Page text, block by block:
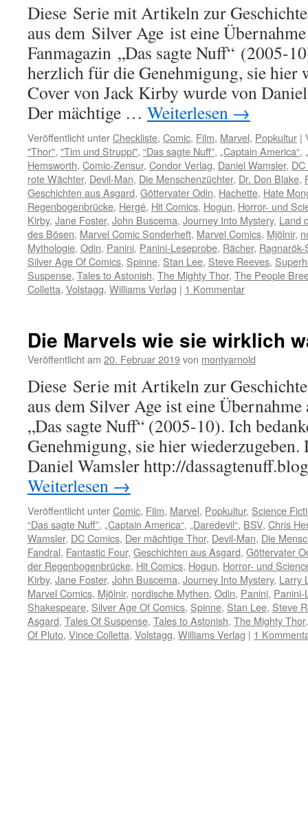
Diese Serie mit Artikeln zur
aus dem Silver Age ist eine
Fanmagazin „Das sagte Nuff“ (2005-
herzlich für die Genehmigung, sie hier
Cover von Jack Kirby wurde von
Der mächtige … Weiterlesen →
Veröffentlicht unterCheckliste, Comic, Film, Marvel, Popkultur |
"Thor", "Tim und Struppi", “Das sagte Nuff”, „Captain America“,
Hemsworth, Comic-Zensur, Condor Verlag, Daniel Wamsler,
rote Wächter, Devil-Man, Die Menschenzüchter, Dr. Don Blake,
Geschichten aus Asgard, Göttervater Odin, Hachette, Hate
Regenbogenbrücke, Hergé, Hit Comics, Hogun, Horror- und
Kirby, Jane Foster, John Buscema, Journey Into Mystery, Land
des Bösen, Marvel Comic Sonderheft, Marvel Comics, Mjölnir,
Mythologie, Odin, Panini, Panini-Leseprobe, Rächer,
Silver Age Of Comics, Spinne, Stan Lee, Steve Reeves,
Suspense, Tales to Astonish, The Mighty Thor, The People
Colletta, Volstagg, Williams Verlag | 1 Kommentar
Die Marvels wie sie wirklich
Veröffentlicht am 20. Februar 2019von montyarnold
Diese Serie mit Artikeln zur
aus dem Silver Age ist eine Übernahme
„Das sagte Nuff“ (2005-10). Ich
Genehmigung, sie hier
Daniel Wamsler http://
Weiterlesen →
Veröffentlicht unterComic, Film, Marvel, Popkultur, Science
“Das sagte Nuff”, „Captain America“, „Daredevil“, BSV, Chris
Wamsler, DC Comics, Der mächtige Thor, Devil-Man, Die
Fandral, Fantastic Four, Geschichten aus Asgard, Göttervater
der Regenbogenbrücke, Hit Comics, Hogun, Horror- und
Kirby, Jane Foster, John Buscema, Journey Into Mystery, Larry
Marvel Comics, Mjölnir, nordische Mythen, Odin, Panini, Panini-
Shakespeare, Silver Age Of Comics, Spinne, Stan Lee, Steve
Asgard, Tales Of Suspense, Tales to Astonish, The Mighty Thor
Of Pluto, Vince Colletta, Volstagg, Williams Verlag | 1